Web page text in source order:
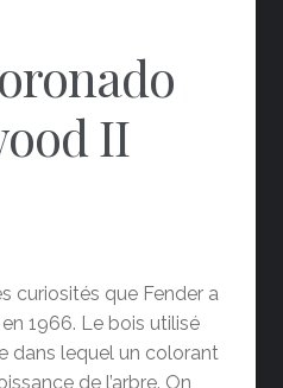
II
curiosités que Fender a
1966. Le bois utilisé
dans lequel un colorant
de l’arbre. On